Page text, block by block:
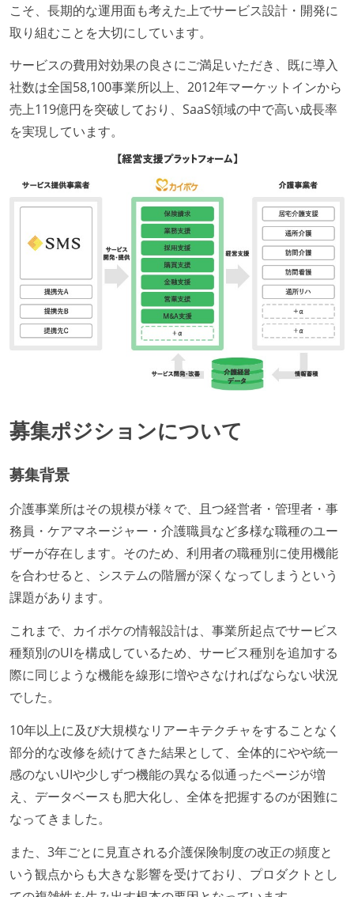
こそ、長期的な運用面も考えた上でサービス設計・開発に
取り組むことを大切にしています。
サービスの費用対効果の良さにご満足いただき、既に導入
社数は全国58,100事業所以上、2012年マーケットインから
売上119億円を突破しており、SaaS領域の中で高い成長率
を実現しています。
募集ポジションについて
募集背景
介護事業所はその規模が様々で、且つ経営者・管理者・事
務員・ケアマネージャー・介護職員など多様な職種のユー
ザーが存在します。そのため、利用者の職種別に使用機能
を合わせると、システムの階層が深くなってしまうという
課題があります。
これまで、カイポケの情報設計は、事業所起点でサービス
種類別のUIを構成しているため、サービス種別を追加する
際に同じような機能を線形に増やさなければならない状況
でした。
10年以上に及び大規模なリアーキテクチャをすることなく
部分的な改修を続けてきた結果として、全体的にやや統一
感のないUIや少しずつ機能の異なる似通ったページが増
え、データベースも肥大化し、全体を把握するのが困難に
なってきました。
また、3年ごとに見直される介護保険制度の改正の頻度と
いう観点からも大きな影響を受けており、プロダクトとし